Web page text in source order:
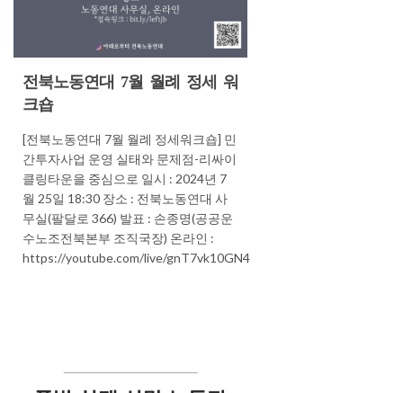
전북노동연대 7월 월례 정세 워
크숍
[전북노동연대 7월 월례 정세워크숍] 민
간투자사업 운영 실태와 문제점-리싸이
클링타운을 중심으로 일시 : 2024년 7
월 25일 18:30 장소 : 전북노동연대 사
무실(팔달로 366) 발표 : 손종명(공공운
수노조전북본부 조직국장) 온라인 :
https://youtube.com/live/gnT7vk10GN4